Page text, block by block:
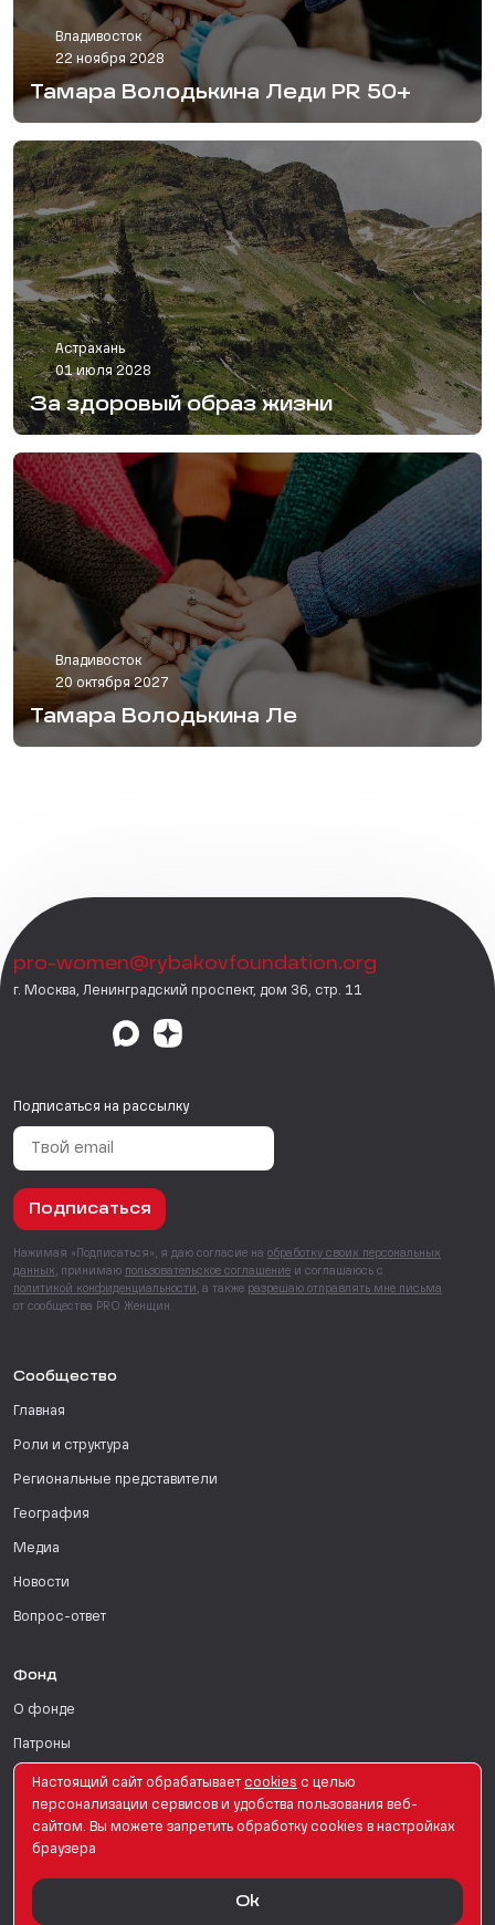
Владивосток
22 ноября 2028
Тамара Володькина Леди PR 50+
Астрахань
01 июля 2028
За здоровый образ жизни
Владивосток
20 октября 2027
Тамара Володькина Ле
pro-women@rybakovfoundation.org
г. Москва, Ленинградский проспект, дом 36, стр. 11
Подписаться на рассылку
Подписаться
Нажимая «Подписаться», я даю согласие на обработку своих персональных
данных , принимаю пользовательское соглашение и соглашаюсь с
политикой конфиденциальности , а также разрешаю отправлять мне письма
от сообщества PRO Женщин.
Сообщество
Главная
Роли и структура
Региональные представители
География
Медиа
Новости
Вопрос-ответ
Фонд
О фонде
Патроны
Поддержать
Для СМИ
© PRO Женщин. Все права защищены. 2026
Настоящий сайт обрабатывает сookies с целью
персонализации сервисов и удобства пользования веб-
сайтом. Вы можете запретить обработку сookies в настройках
браузера
Ok